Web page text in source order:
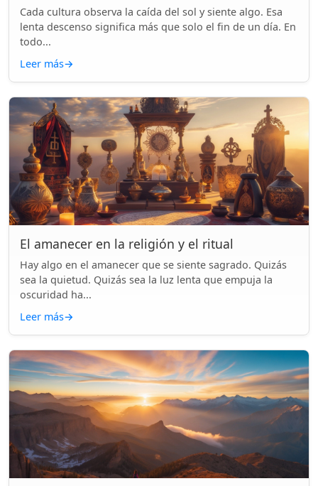
Cada cultura observa la caída del sol y siente algo. Esa
lenta descenso significa más que solo el fin de un día. En
todo...
Leer más→
El amanecer en la religión y el ritual
Hay algo en el amanecer que se siente sagrado. Quizás
sea la quietud. Quizás sea la luz lenta que empuja la
oscuridad ha...
Leer más→